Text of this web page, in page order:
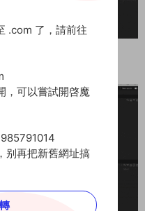
.com 了，請前往
，可以嘗試開啓魔
别再把新舊網址搞